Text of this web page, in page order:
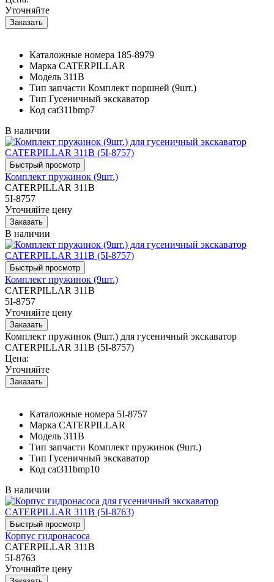
Уточняйте
Каталожные номера 185-8979
Марка CATERPILLAR
Модель 311B
Тип запчасти Комплект поршней (9шт.)
Тип Гусеничный экскаватор
Код cat311bmp7
В наличии
Комплект пружинок (9шт.)
CATERPILLAR 311B
5I-8757
Уточняйте цену
В наличии
Комплект пружинок (9шт.)
CATERPILLAR 311B
5I-8757
Уточняйте цену
Комплект пружинок (9шт.) для гусеничный экскаватор
CATERPILLAR 311B (5I-8757)
Цена:
Уточняйте
Каталожные номера 5I-8757
Марка CATERPILLAR
Модель 311B
Тип запчасти Комплект пружинок (9шт.)
Тип Гусеничный экскаватор
Код cat311bmp10
В наличии
Корпус гидронасоса
CATERPILLAR 311B
5I-8763
Уточняйте цену